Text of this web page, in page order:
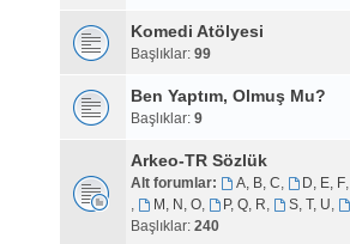
Komedi Atölyesi
Başlıklar: 99
Ben Yaptım, Olmuş Mu?
Başlıklar: 9
Arkeo-TR Sözlük
Alt forumlar: A, B, C, D, E, F,
,
M, N, O, P, Q, R, S, T, U,
Başlıklar: 240